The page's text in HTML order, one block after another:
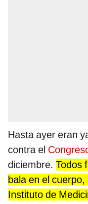
Hasta ayer eran
contra el
diciembre. Todos
bala en el
Instituto de